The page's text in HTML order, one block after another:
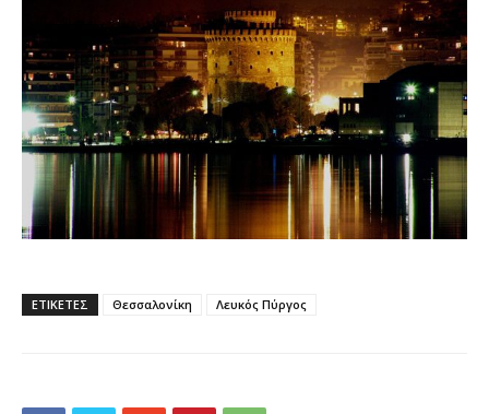
ΕΤΙΚΕΤΕΣ Θεσσαλονίκη Λευκός Πύργος